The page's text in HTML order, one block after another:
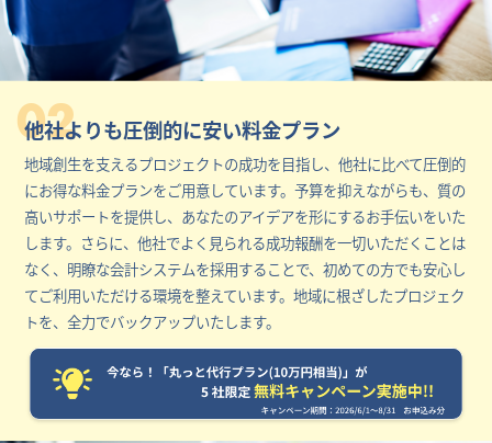
02
他社よりも圧倒的に安い料金プラン
地域創生を支えるプロジェクトの成功を目指し、他社に比べて圧倒的
にお得な料金プランをご用意しています。予算を抑えながらも、質の
高いサポートを提供し、あなたのアイデアを形にするお手伝いをいた
します。さらに、他社でよく見られる成功報酬を一切いただくことは
なく、明瞭な会計システムを採用することで、初めての方でも安心し
てご利用いただける環境を整えています。地域に根ざしたプロジェク
トを、全力でバックアップいたします。